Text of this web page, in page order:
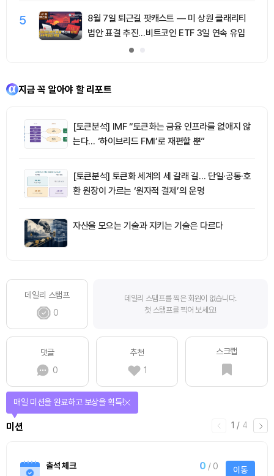
5
8월 7일 퇴근길 팟캐스트 — 미 상원 클래리티
법안 표결 추진…비트코인 ETF 3일 연속 유입
지금 꼭 알아야 할 리포트
[토큰분석] IMF “토큰화는 금융 인프라를 없애지 않
는다… ‘하이브리드 FMI’로 재편할 뿐”
[토큰분석] 토큰화 세계의 세 갈래 길… 단일·공통·호
환 원장이 가르는 ‘원자적 결제’의 운명
자산을 모으는 기술과 지키는 기술은 다르다
데일리 스탬프
0
데일리 스탬프를 찍은 회원이 없습니다.
첫 스탬프를 찍어 보세요!
댓글
0
추천
1
스크랩
1 / 4
미션
매일 미션을 완료하고 보상을 획득!
출석 체크 0 / 0 이동